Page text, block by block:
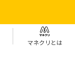
マネクリとは